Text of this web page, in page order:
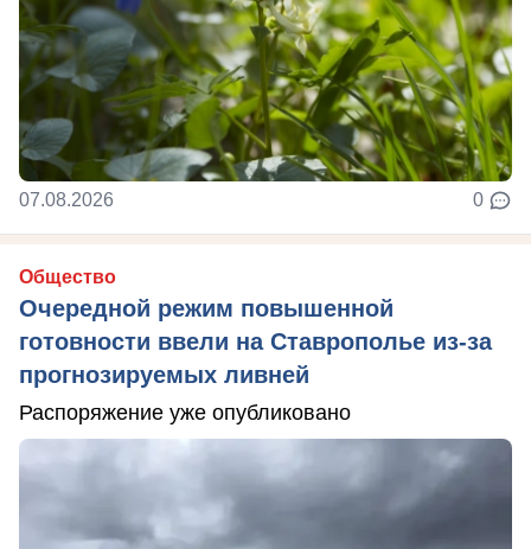
07.08.2026 0
Общество
Очередной режим повышенной
готовности ввели на Ставрополье из-за
прогнозируемых ливней
Распоряжение уже опубликовано